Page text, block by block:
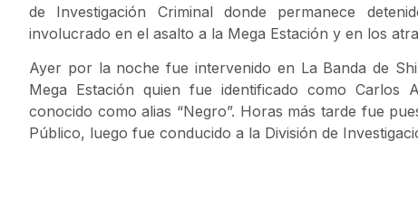
de Investigación Criminal donde permanece
involucrado en el asalto a la Mega Estación y en los
Ayer por la noche fue intervenido en La Banda de
Mega Estación quien fue identificado como Carlos
conocido como alias “Negro”. Horas más tarde fue
Público, luego fue conducido a la División de